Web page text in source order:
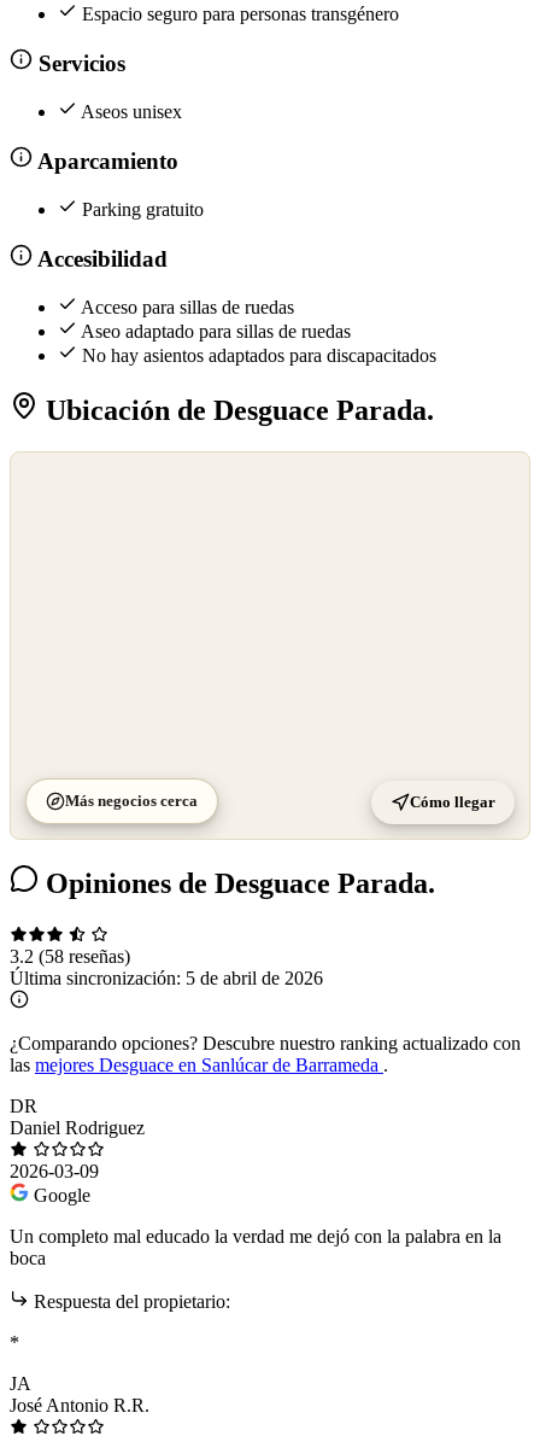
Espacio seguro para personas transgénero
Servicios
Aseos unisex
Aparcamiento
Parking gratuito
Accesibilidad
Acceso para sillas de ruedas
Aseo adaptado para sillas de ruedas
No hay asientos adaptados para discapacitados
Ubicación de Desguace Parada.
Más negocios cerca Cómo llegar
Opiniones de Desguace Parada.
3.2 (58 reseñas)
Última sincronización: 5 de abril de 2026
¿Comparando opciones? Descubre nuestro ranking actualizado con
las mejores Desguace en Sanlúcar de Barrameda .
DR
Daniel Rodriguez
2026-03-09
Google
Un completo mal educado la verdad me dejó con la palabra en la
boca
Respuesta del propietario:
*
JA
José Antonio R.R.